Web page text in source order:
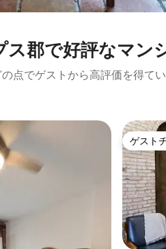
ス郡で好評なマン
点でゲストから高評価を得て
ゲスト
ゲスト